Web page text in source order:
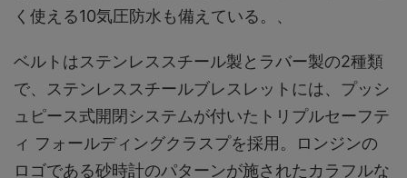
く使える10気圧防水も備えている。、
ベルトはステンレススチール製とラバー製の2種類
で、ステンレススチールブレスレットには、プッシ
ュピース式開閉システムが付いたトリプルセーフテ
ィ フォールディングクラスプを採用。ロンジンの
ロゴである砂時計のパターンが施されたカラフルな